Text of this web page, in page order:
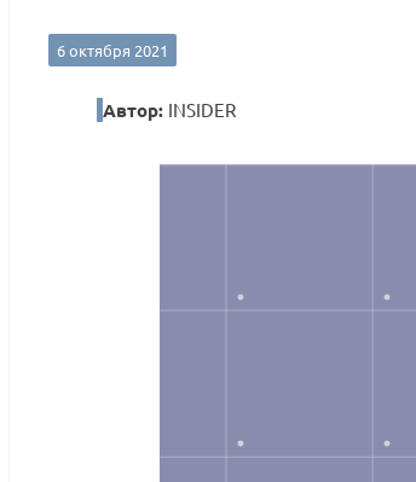
6 октября 2021
Автор: INSIDER